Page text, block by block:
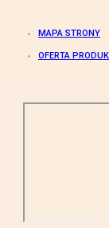
MAPA STRONY
OFERTA